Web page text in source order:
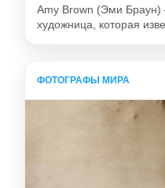
Amy Brown (Эми Браун)
художница, которая
ФОТОГРАФЫ МИРА